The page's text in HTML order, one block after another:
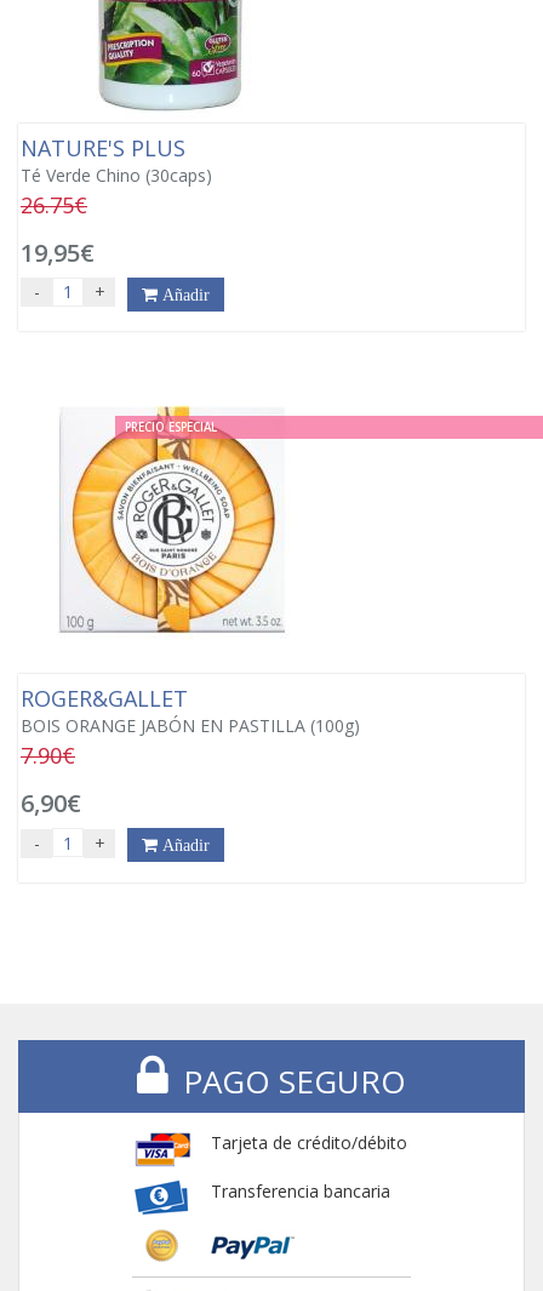
NATURE'S PLUS
Té Verde Chino (30caps)
26.75€
19,95€
- + Añadir
PRECIO ESPECIAL
ROGER&GALLET
BOIS ORANGE JABÓN EN PASTILLA (100g)
7.90€
6,90€
- + Añadir
PAGO SEGURO
Tarjeta de crédito/débito
Transferencia bancaria